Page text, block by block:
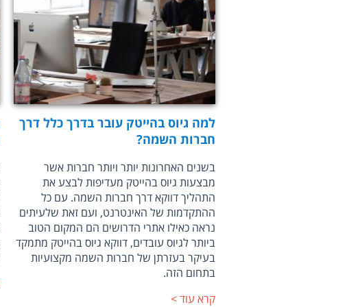
למה גיוס בהייטק עובר בדרך כלל דרך
חברות השמה?
בשנים האחרונות יותר ויותר חברות אשר
מבצעות גיוס בהייטק מעדיפות לבצע את
התהליך דווקא דרך חברות השמה. עם כל
ההתקדמות של האינטרנט, ועם זאת שלעיתים
נראה כאילו אתרי הדרושים הם המקום הטוב
ביותר לגיוס עובדים, דווקא גיוס בהייטק מתמקד
בעיקר בעזרתן של חברות השמה מקצועיות
בתחום הזה.
קרא עוד